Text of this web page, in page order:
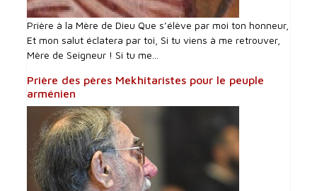
Prière à la Mère de Dieu Que s’élève par moi ton honneur,
Et mon salut éclatera par toi, Si tu viens à me retrouver,
Mère de Seigneur ! Si tu me...
Prière des pères Mekhitaristes pour le peuple
arménien